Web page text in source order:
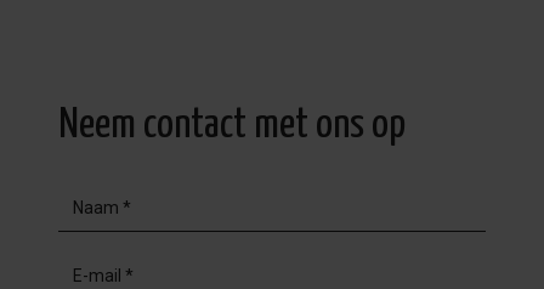
Neem contact met ons op